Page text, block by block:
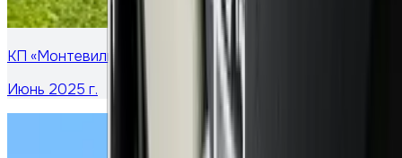
КП «Монтевиль»: тёплые «гармошки»
Июнь 2025 г.